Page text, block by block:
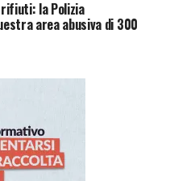
la Polizia
area abusiva di 300